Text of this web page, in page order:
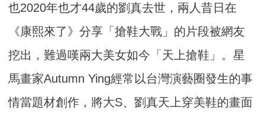
也2020年也才44歲的劉真去世，兩人昔日在
《康熙來了》分享「搶鞋大戰」的片段被網友
挖出，難過嘆兩大美女如今「天上搶鞋」。星
馬畫家Autumn Ying經常以台灣演藝圈發生的事
情當題材創作，將大S、劉真天上穿美鞋的畫面